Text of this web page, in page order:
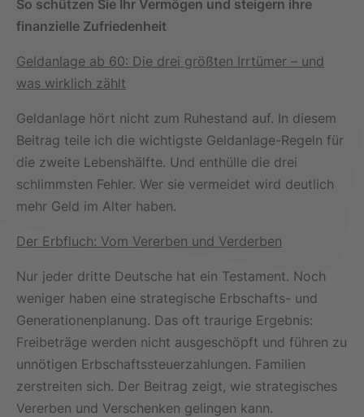
So schützen Sie Ihr Vermögen und steigern ihre
finanzielle Zufriedenheit
Geldanlage ab 60: Die drei größten Irrtümer – und
was wirklich zählt
Geldanlage hört nicht zum Ruhestand auf. In diesem
Beitrag teile ich die wichtigste Geldanlage-Regeln für
die zweite Lebenshälfte. Und enthülle die drei
schlimmsten Fehler. Wer sie vermeidet wird deutlich
mehr Geld im Alter haben.
Der Erbfluch: Vom Vererben und Verderben
Nur jeder dritte Deutsche hat ein Testament. Noch
weniger haben eine strategische Erbschafts- und
Generationenplanung. Das oft traurige Ergebnis:
Freibeträge werden nicht ausgeschöpft und führen zu
unnötigen Erbschaftssteuerzahlungen. Familien
zerstreiten sich. Der Beitrag zeigt, wie strategisches
Vererben und Verschenken gelingen kann.